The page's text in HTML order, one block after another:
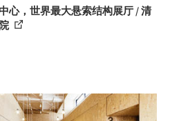
心，世界最大悬索结构展厅 / 清